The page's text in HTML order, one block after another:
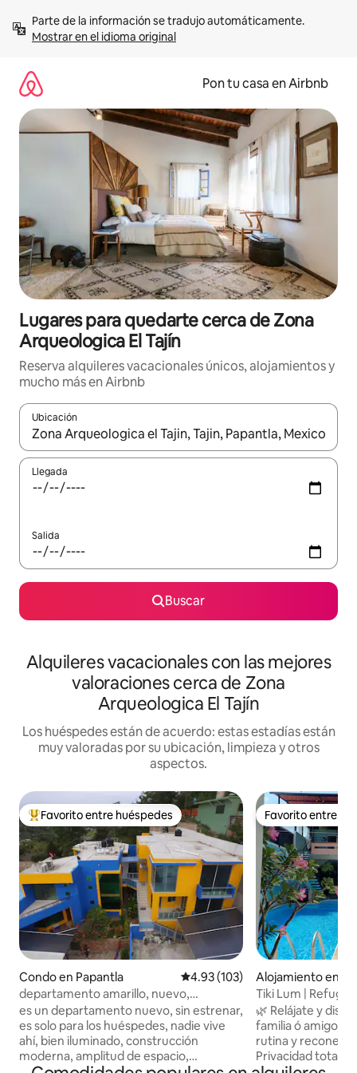
contenidoMostrar en el idioma original
Pon tu casa en Airbnb
Lugares para quedarte cerca de Zona
Arqueologica El Tajín
Reserva alquileres vacacionales únicos, alojamientos y
mucho más en Airbnb
Ubicación
Cuando los resultados estén disponibles, navega con las
Llegada
Salida
Buscar
Alquileres vacacionales con las mejores
valoraciones cerca de Zona
Arqueologica El Tajín
Los huéspedes están de acuerdo: estas estadías están
muy valoradas por su ubicación, limpieza y otros
aspectos.
Favorito entre huéspedes preferido
Favorito entre huéspedes
Condo en Papantla Calificación promedio: 4.93 de
4.93 (103)
departamento amarillo, nuevo,
grande,sin estrenar.
es un departamento nuevo, sin estrenar,
es solo para los huéspedes, nadie vive
ahí, bien iluminado, construcción
moderna, amplitud de espacio,
Favorito entre
Favorito entre
Alojamiento en
Tiki Lum | Refugio
Tajín
🌿 Relájate y
familia ó amigos.
rutina y
Privacidad total: Es exclusivo, sin